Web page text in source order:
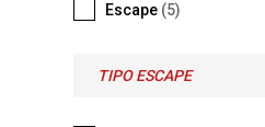
Escape (5)
TIPO ESCAPE